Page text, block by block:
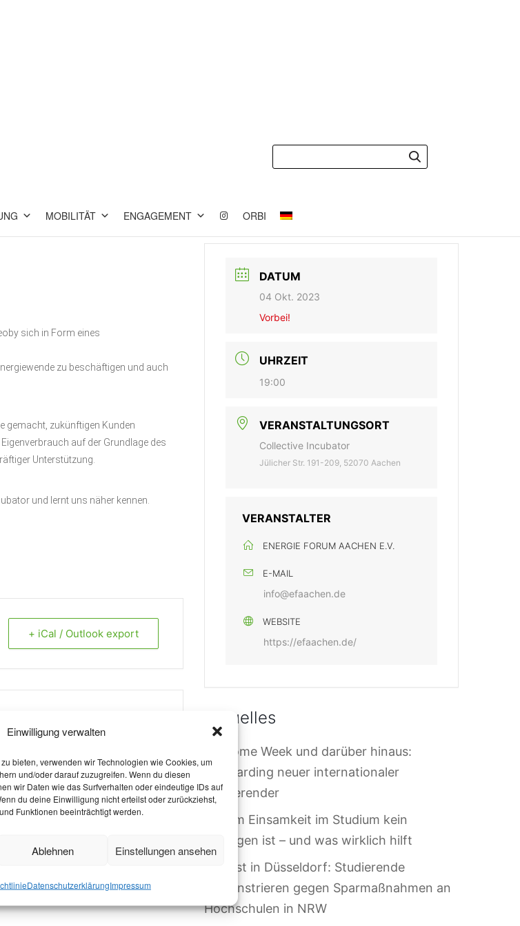
Einwilligung verwalten
bieten, verwenden wir Technologien wie Cookies, um
und/oder darauf zuzugreifen. Wenn du diesen
wir Daten wie das Surfverhalten oder eindeutige IDs auf
du deine Einwilligung nicht erteilst oder zurückziehst,
Funktionen beeinträchtigt werden.
Ablehnen Einstellungen ansehen
DatenschutzerklärungImpressum
MOBILITÄT ENGAGEMENT ORBI
sich in Form eines
zu beschäftigen und auch
gemacht, zukünftigen Kunden
auf der Grundlage des
Unterstützung.
und lernt uns näher kennen.
+ iCal / Outlook export
DATUM
04 Okt. 2023
Vorbei!
UHRZEIT
19:00
VERANSTALTUNGSORT
Collective Incubator
Jülicher Str. 191-209, 52070 Aachen
VERANSTALTER
ENERGIE FORUM AACHEN E.V.
E-MAIL
info@efaachen.de
WEBSITE
https://efaachen.de/
Aktuelles
Welcome Week und darüber hinaus:
Onboarding neuer internationaler
Studierender
Warum Einsamkeit im Studium kein
Versagen ist – und was wirklich hilft
Protest in Düsseldorf: Studierende
demonstrieren gegen Sparmaßnahmen an
Hochschulen in NRW